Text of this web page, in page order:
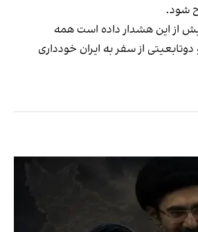
شود.
پیش از این هشدار داده است همه
از سفر به ایران خودداری